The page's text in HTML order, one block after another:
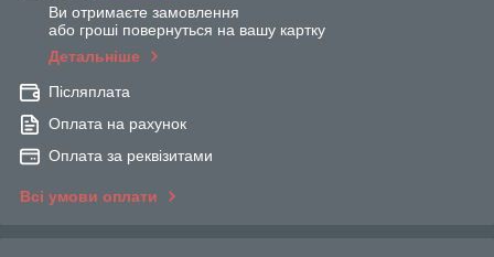
Ви отримаєте замовлення
або гроші повернуться на вашу картку
Детальніше
Післяплата
Оплата на рахунок
Оплата за реквізитами
Всі умови оплати